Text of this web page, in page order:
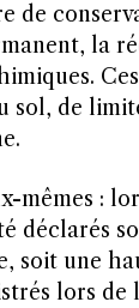
de
la
sol, de
mêmes :
déclarés
soit une
lors de